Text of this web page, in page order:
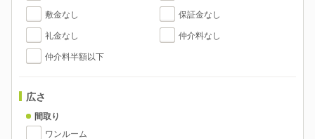
敷金なし 保証金なし
礼金なし 仲介料なし
仲介料半額以下
広さ
間取り
ワンルーム